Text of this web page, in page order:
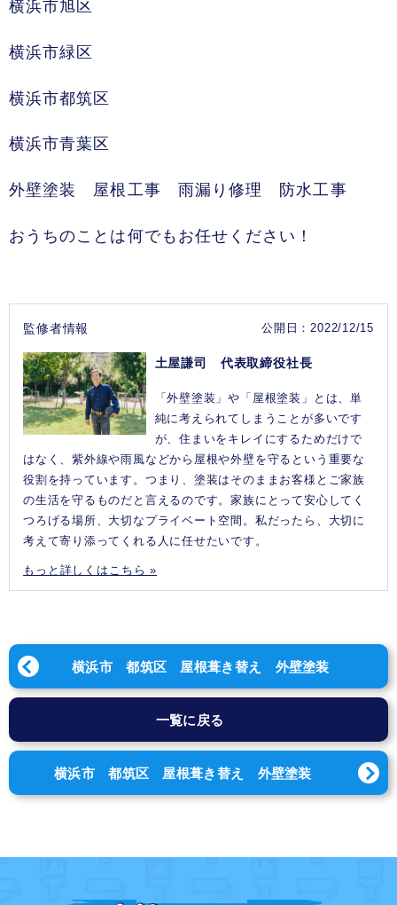
横浜市旭区
横浜市緑区
横浜市都筑区
横浜市青葉区
外壁塗装 屋根工事 雨漏り修理 防水工事
おうちのことは何でもお任せください！
監修者情報 公開日：2022/12/15
土屋謙司 代表取締役社長
「外壁塗装」や「屋根塗装」とは、単
純に考えられてしまうことが多いです
が、住まいをキレイにするためだけで
はなく、紫外線や雨風などから屋根や外壁を守るという重要な
役割を持っています。つまり、塗装はそのままお客様とご家族
の生活を守るものだと言えるのです。家族にとって安心してく
つろげる場所、大切なプライベート空間。私だったら、大切に
考えて寄り添ってくれる人に任せたいです。
もっと詳しくはこちら »
横浜市 都筑区 屋根葺き替え 外壁塗装
一覧に戻る
横浜市 都筑区 屋根葺き替え 外壁塗装